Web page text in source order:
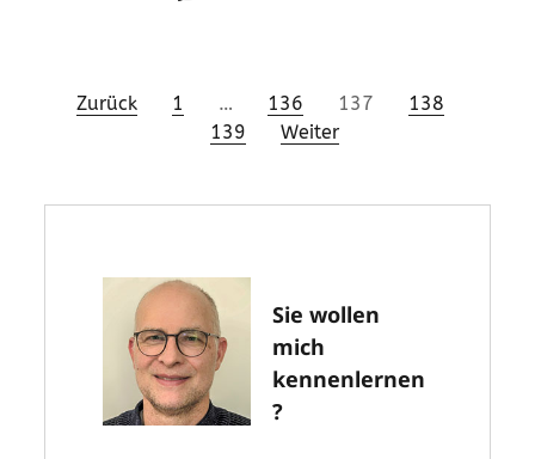
Seitennummerierung
Beiträge
Zurück 1 … 136 137
138
139
Weiter
Sie wollen
mich
kennenlernen
?